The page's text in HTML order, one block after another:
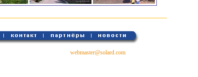
webmaster@solard.com